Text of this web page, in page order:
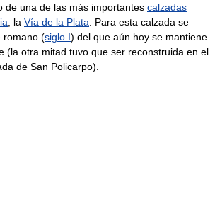
de una de las más importantes calzadas
, la Vía de la Plata . Para esta calzada se
romano (siglo I) del que aún hoy se mantiene
(la otra mitad tuvo que ser reconstruida en el
de San Policarpo).